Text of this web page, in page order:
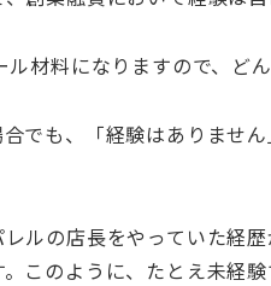
材料になりますので、ど
でも、「経験はありませ
ルの店長をやっていた経
このように、たとえ未経